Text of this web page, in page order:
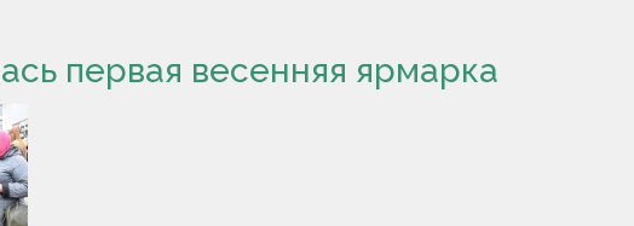
первая весенняя ярмарка